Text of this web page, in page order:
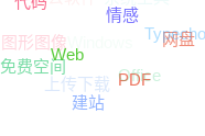
代码
图形图像
免费空间Web
情感
Windows
上传下载
建站
PDF
网盘
Typecho
Office